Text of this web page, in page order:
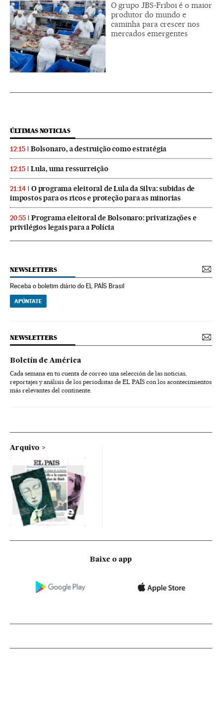
O grupo JBS-Friboi é o maior
produtor do mundo e
caminha para crescer nos
mercados emergentes
ÚLTIMAS NOTICIAS
12:15 Bolsonaro, a destruição como estratégia
12:15 Lula, uma ressurreição
21:14
O programa eleitoral de Lula da Silva: subidas de
impostos para os ricos e proteção para as minorias
20:55
Programa eleitoral de Bolsonaro: privatizações e
privilégios legais para a Polícia
NEWSLETTERS
Receba o boletim diário do EL PAÍS Brasil
APÚNTATE
NEWSLETTERS
Boletín de América
Cada semana en tu cuenta de correo una selección de las noticias,
reportajes y análisis de los periodistas de EL PAÍS con los acontecimientos
más relevantes del continente.
Arquivo
Baixe o app